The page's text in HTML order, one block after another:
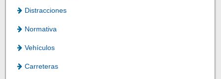
Distracciones
Normativa
Vehículos
Carreteras